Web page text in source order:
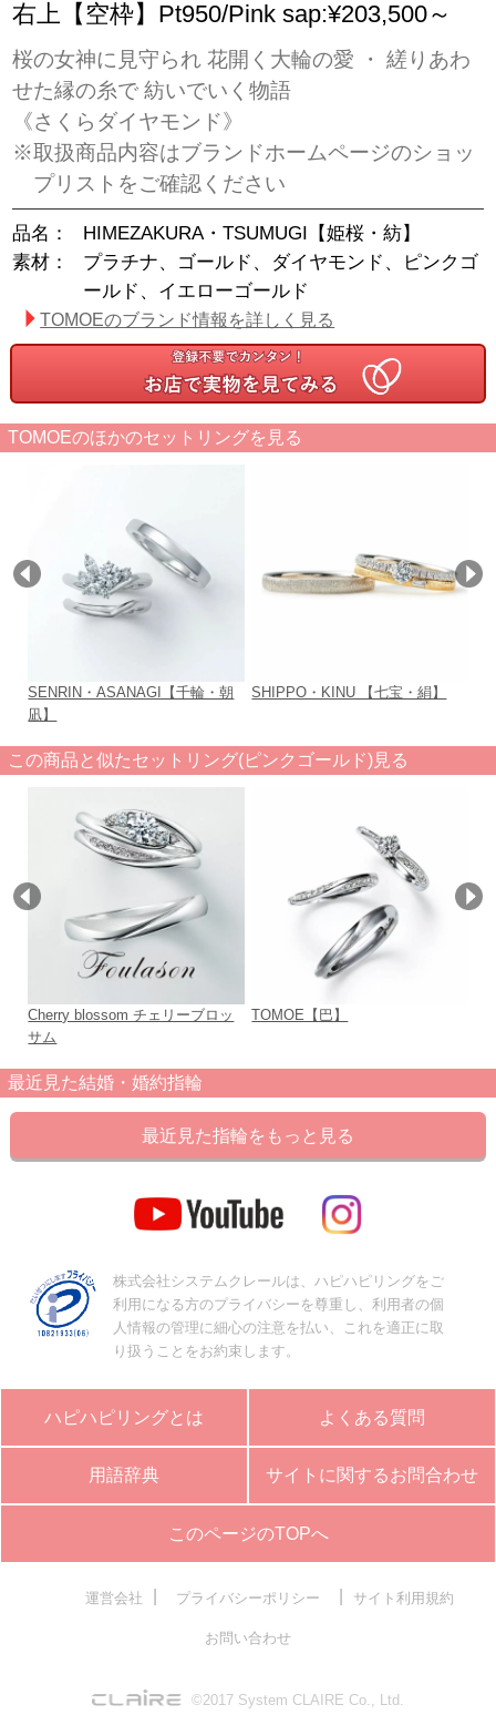
右上【空枠】Pt950/Pink sap:¥203,500～
桜の女神に見守られ 花開く大輪の愛 ・ 縒りあわ
せた縁の糸で 紡いでいく物語
《さくらダイヤモンド》
※取扱商品内容はブランドホームページのショッ
プリストをご確認ください
品名：
HIMEZAKURA・TSUMUGI【姫桜・紡】
素材：
プラチナ、ゴールド、ダイヤモンド、ピンクゴ
ールド、イエローゴールド
TOMOEのブランド情報を詳しく見る
TOMOEのほかのセットリングを見る
SENRIN・ASANAGI【千輪・朝
凪】
SHIPPO・KINU 【七宝・絹】
この商品と似たセットリング(ピンクゴールド)見る
Cherry blossom チェリーブロッ
サム
TOMOE【巴】
最近見た結婚・婚約指輪
最近見た指輪をもっと見る
株式会社システムクレールは、ハピハピリングをご
利用になる方のプライバシーを尊重し、利用者の個
人情報の管理に細心の注意を払い、これを適正に取
り扱うことをお約束します。
ハピハピリングとは よくある質問
用語辞典 サイトに関するお問合わせ
このページのTOPへ
運営会社 プライバシーポリシー サイト利用規約
お問い合わせ
©2017 System CLAIRE Co., Ltd.